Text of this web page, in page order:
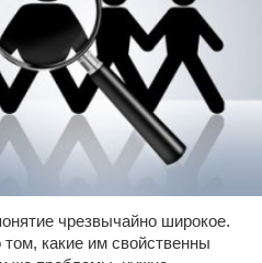
чрезвычайно широкое.
какие им свойственны